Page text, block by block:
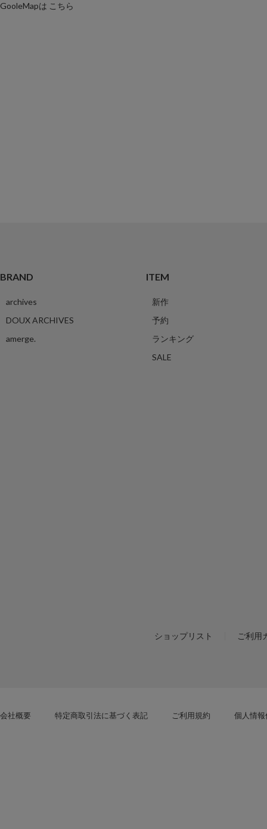
GooleMapは こちら
BRAND
archives
DOUX ARCHIVES
amerge.
ITEM
新作
予約
ランキング
SALE
ショップリスト ご利用
会社概要 特定商取引法に基づく表記 ご利用規約 個人情